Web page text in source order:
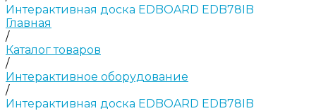
Интерактивная доска EDBOARD EDB78IB
Главная
/
Каталог товаров
/
Интерактивное оборудование
/
Интерактивная доска EDBOARD EDB78IB